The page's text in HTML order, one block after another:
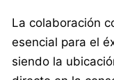
La colaboración
esencial para el
siendo la